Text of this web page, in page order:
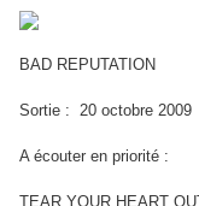
BAD REPUTATION
Sortie : 20 octobre 2009
A écouter en priorité :
TEAR YOUR HEART